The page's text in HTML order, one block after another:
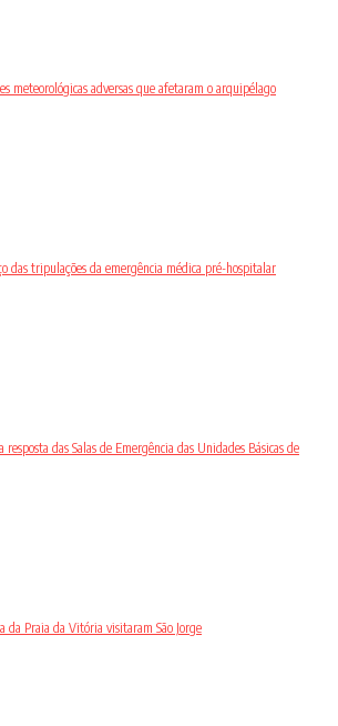
meteorológicas adversas que afetaram o arquipélago
das tripulações da emergência médica pré-hospitalar
das Salas de Emergência das Unidades Básicas de
da Praia da Vitória visitaram São Jorge